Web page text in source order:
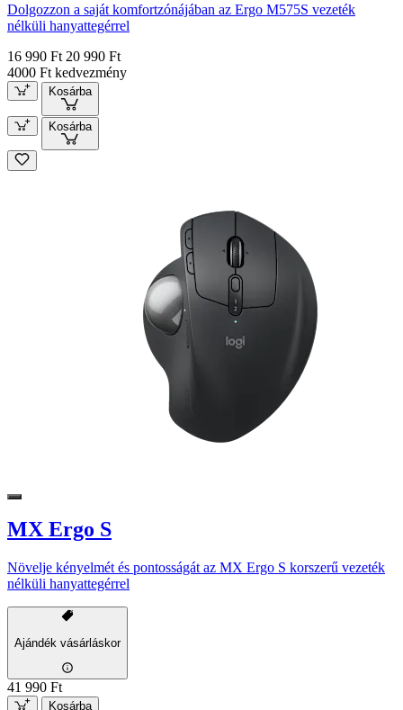
Dolgozzon a saját komfortzónájában az Ergo M575S vezeték
nélküli hanyattegérrel
16 990 Ft 20 990 Ft
4000 Ft kedvezmény
Kosárba
Kosárba
MX Ergo S
Növelje kényelmét és pontosságát az MX Ergo S korszerű vezeték
nélküli hanyattegérrel
Ajándék vásárláskor
41 990 Ft
Kosárba